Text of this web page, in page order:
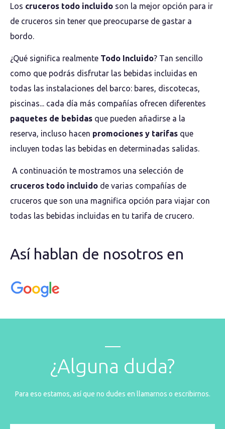
Los cruceros todo incluido son la mejor opción para ir
de cruceros sin tener que preocuparse de gastar a
bordo.
¿Qué significa realmente Todo Incluido? Tan sencillo
como que podrás disfrutar las bebidas incluidas en
todas las instalaciones del barco: bares, discotecas,
piscinas... cada día más compañías ofrecen diferentes
paquetes de bebidas que pueden añadirse a la
reserva, incluso hacen promociones y tarifas que
incluyen todas las bebidas en determinadas salidas.
A continuación te mostramos una selección de
cruceros todo incluido de varias compañías de
cruceros que son una magnifica opción para viajar con
todas las bebidas incluidas en tu tarifa de crucero.
Así hablan de nosotros en
¿Alguna duda?
Para eso estamos, así que no dudes en llamarnos o escribirnos.